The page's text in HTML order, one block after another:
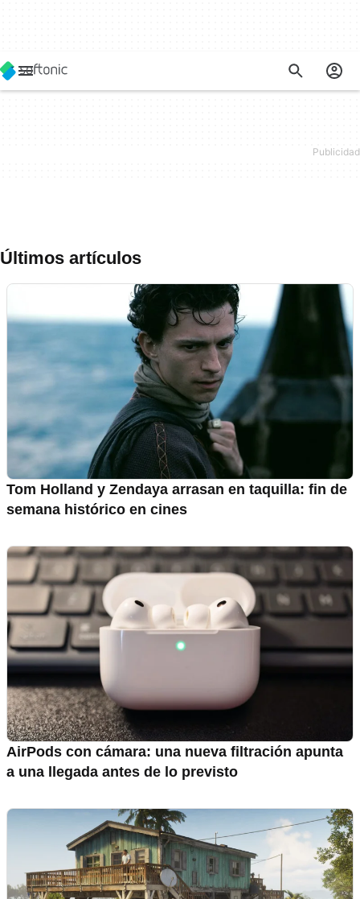
Últimos artículos
Tom Holland y Zendaya arrasan en taquilla: fin de
semana histórico en cines
AirPods con cámara: una nueva filtración apunta
a una llegada antes de lo previsto